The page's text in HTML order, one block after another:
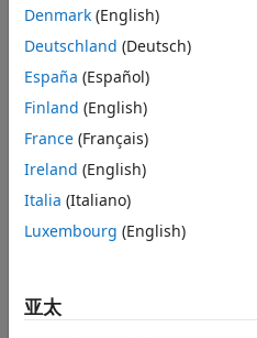
See Also
An error is thrown if the new
cannot be created.
Input Arguments
expand all
h—Toolchain
object
string
Denmark (English)
Deutschland (Deutsch)
España (Español)
Finland (English)
France (Français)
Ireland (English)
Italia (Italiano)
Luxembourg (English)
亚太